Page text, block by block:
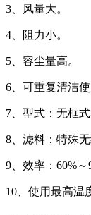
3、风量大。
4、阻力小。
5、容尘量高。
6、可重复清洁使
7、型式：无框式
8、滤料：特殊
9、效率：60%～
10、使用最高温